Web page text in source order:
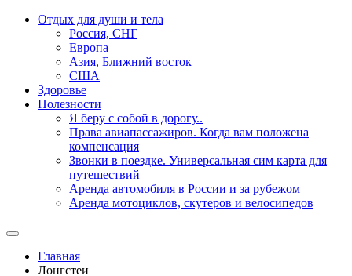
Отдых для души и тела
Россия, СНГ
Европа
Азия, Ближний восток
США
Здоровье
Полезности
Я беру с собой в дорогу..
Права авиапассажиров. Когда вам положена
компенсация
Звонки в поездке. Универсальная сим карта для
путешествий
Аренда автомобиля в России и за рубежом
Аренда мотоциклов, скутеров и велосипедов
Главная
Лонгстеи